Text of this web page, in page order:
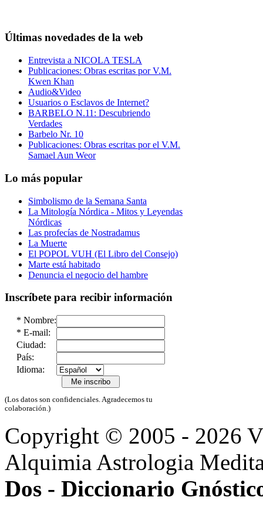
Últimas novedades de la web
Entrevista a NICOLA TESLA
Publicaciones: Obras escritas por V.M.
Kwen Khan
Audio&Video
Usuarios o Esclavos de Internet?
BARBELO N.11: Descubriendo
Verdades
Barbelo Nr. 10
Publicaciones: Obras escritas por el V.M.
Samael Aun Weor
Lo más popular
Simbolismo de la Semana Santa
La Mitología Nórdica - Mitos y Leyendas
Nórdicas
Las profecías de Nostradamus
La Muerte
El POPOL VUH (El Libro del Consejo)
Marte está habitado
Denuncia el negocio del hambre
Inscríbete para recibir información
* Nombre:
* E-mail:
Ciudad:
País:
Idioma:
(Los datos son confidenciales. Agradecemos tu
colaboración.)
Copyright © 2005 - 2026
Alquimia Astrologia
Dos - Diccionario